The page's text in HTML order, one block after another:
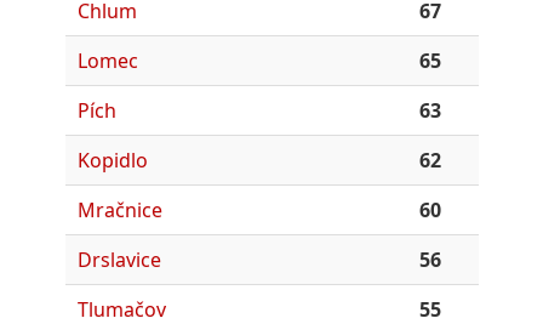
Chlum
67
Lomec
65
Pích
63
Kopidlo
62
Mračnice
60
Drslavice
56
Tlumačov
55